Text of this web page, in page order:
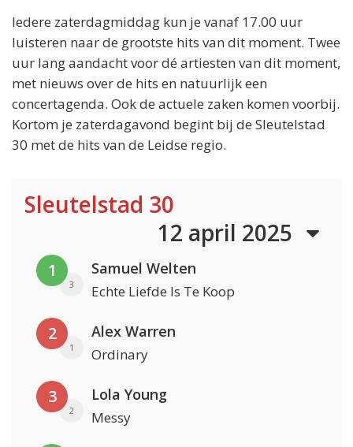
Iedere zaterdagmiddag kun je vanaf 17.00 uur
luisteren naar de grootste hits van dit moment. Twee
uur lang aandacht voor dé artiesten van dit moment,
met nieuws over de hits en natuurlijk een
concertagenda. Ook de actuele zaken komen voorbij.
Kortom je zaterdagavond begint bij de Sleutelstad
30 met de hits van de Leidse regio.
Sleutelstad 30
12 april 2025
1
3
Samuel Welten
Echte Liefde Is Te Koop
2
1
Alex Warren
Ordinary
3
2
Lola Young
Messy